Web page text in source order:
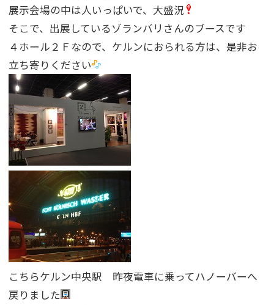
展示会場の中は人いっぱいで、大盛況
そこで、出展しているゾランバリさんのブースです
４ホール２Ｆなので、ケルンにおられる方は、是非お
立ち寄りください
こちらケルン中央駅 昨夜電車に乗ってハノーバーへ
戻りました